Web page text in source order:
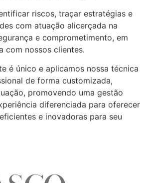
riscos, traçar estratégias e
com atuação alicerçada na
e comprometimento, em
com nossos clientes.
é único e aplicamos nossa técnica
de forma customizada,
promovendo uma gestão
diferenciada para oferecer
e inovadoras para seu